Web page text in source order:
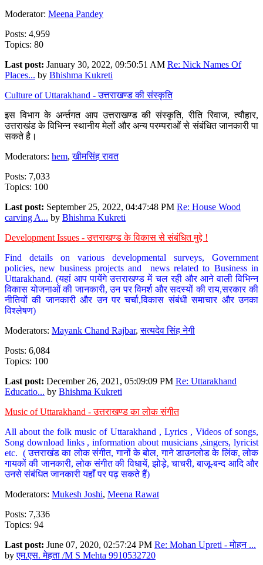
Moderator: Meena Pandey
Posts: 4,959
Topics: 80
Last post: January 30, 2022, 09:50:51 AM Re: Nick Names Of
Places... by Bhishma Kukreti
Culture of Uttarakhand - उत्तराखण्ड की संस्कृति
इस विभाग के अर्न्तगत आप उत्तराखण्ड की संस्कृति, रीति रिवाज, त्यौहार,
उत्तराखंड के विभिन्न स्थानीय मेलों और अन्य परम्पराओं से संबंधित जानकारी पा
सकते है।
Moderators: hem,खीमसिंह रावत
Posts: 7,033
Topics: 100
Last post: September 25, 2022, 04:47:48 PM Re: House Wood
carving A... by Bhishma Kukreti
Development Issues - उत्तराखण्ड के विकास से संबंधित मुद्दे !
Find details on various developmental surveys, Government
policies, new business projects and news related to Business in
Uttarakhand. (यहां आप पायेंगे उत्तराखण्ड में चल रही और आने वाली विभिन्न
विकास योजनाओं की जानकारी, उन पर विमर्श और सदस्यों की राय,सरकार की
नीतियों की जानकारी और उन पर चर्चा,विकास संबंधी समाचार और उनका
विश्लेषण)
Moderators: Mayank Chand Rajbar,सत्यदेव सिंह नेगी
Posts: 6,084
Topics: 100
Last post: December 26, 2021, 05:09:09 PM Re: Uttarakhand
Educatio... by Bhishma Kukreti
Music of Uttarakhand - उत्तराखण्ड का लोक संगीत
All about the folk music of Uttarakhand , Lyrics , Videos of songs,
Song download links , information about musicians ,singers, lyricist
etc. ( उत्तराखंड का लोक संगीत, गानों के बोल, गाने डाउनलोड के लिंक, लोक
गायकों की जानकारी, लोक संगीत की विधायें, झोड़े, चाचरी, बाजू-बन्द आदि और
उनसे संबंधित जानकारी यहाँ पर पढ़ सकते हैं)
Moderators: Mukesh Joshi, Meena Rawat
Posts: 7,336
Topics: 94
Last post: June 07, 2020, 02:57:24 PM Re: Mohan Upreti - मोहन ...
byएम.एस. मेहता /M S Mehta 9910532720